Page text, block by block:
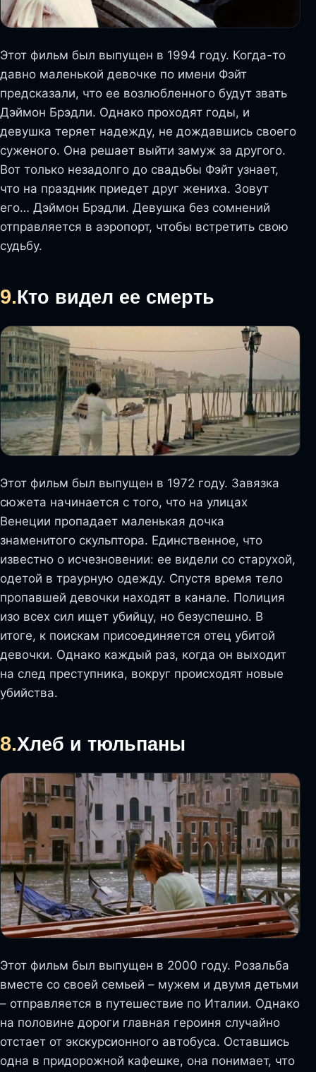
Этот фильм был выпущен в 1994 году. Когда-то
давно маленькой девочке по имени Фэйт
предсказали, что ее возлюбленного будут звать
Дэймон Брэдли. Однако проходят годы, и
девушка теряет надежду, не дождавшись своего
суженого. Она решает выйти замуж за другого.
Вот только незадолго до свадьбы Фэйт узнает,
что на праздник приедет друг жениха. Зовут
его… Дэймон Брэдли. Девушка без сомнений
отправляется в аэропорт, чтобы встретить свою
судьбу.
9.Кто видел ее смерть
Этот фильм был выпущен в 1972 году. Завязка
сюжета начинается с того, что на улицах
Венеции пропадает маленькая дочка
знаменитого скульптора. Единственное, что
известно о исчезновении: ее видели со старухой,
одетой в траурную одежду. Спустя время тело
пропавшей девочки находят в канале. Полиция
изо всех сил ищет убийцу, но безуспешно. В
итоге, к поискам присоединяется отец убитой
девочки. Однако каждый раз, когда он выходит
на след преступника, вокруг происходят новые
убийства.
8.Хлеб и тюльпаны
Этот фильм был выпущен в 2000 году. Розальба
вместе со своей семьей – мужем и двумя детьми
– отправляется в путешествие по Италии. Однако
на половине дороги главная героиня случайно
отстает от экскурсионного автобуса. Оставшись
одна в придорожной кафешке, она понимает, что